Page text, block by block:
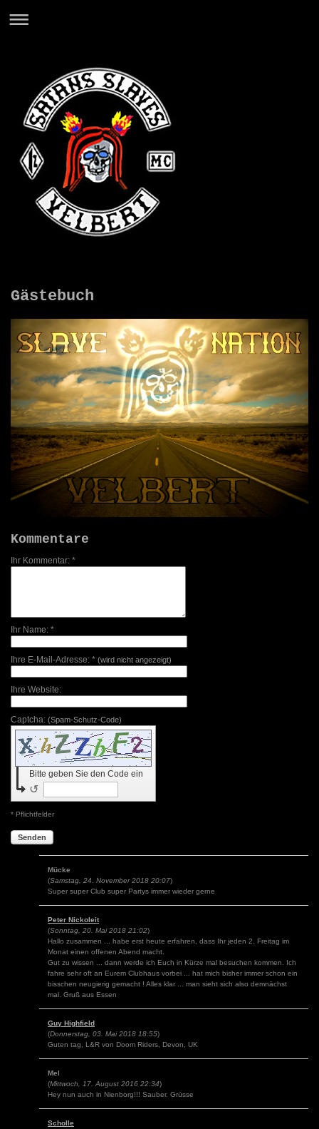
Gästebuch
Kommentare
Ihr Kommentar: *
Ihr Name: *
Ihre E-Mail-Adresse: * (wird nicht angezeigt)
Ihre Website:
Captcha: (Spam-Schutz-Code)
Bitte geben Sie den Code ein
↺
* Pflichtfelder
Senden
Mücke
(Samstag, 24. November 2018 20:07)
Super super Club super Partys immer wieder gerne
Peter Nickoleit
(Sonntag, 20. Mai 2018 21:02)
Hallo zusammen ... habe erst heute erfahren, dass Ihr jeden 2. Freitag im
Monat einen offenen Abend macht.
Gut zu wissen ... dann werde ich Euch in Kürze mal besuchen kommen. Ich
fahre sehr oft an Eurem Clubhaus vorbei ... hat mich bisher immer schon ein
bisschen neugierig gemacht ! Alles klar ... man sieht sich also demnächst
mal. Gruß aus Essen
Guy Highfield
(Donnerstag, 03. Mai 2018 18:55)
Guten tag, L&R von Doom Riders, Devon, UK
Mel
(Mittwoch, 17. August 2016 22:34)
Hey nun auch in Nienborg!!! Sauber. Grüsse
Scholle